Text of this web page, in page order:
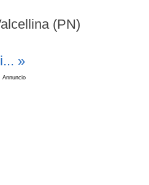
(PN)
»
Annuncio